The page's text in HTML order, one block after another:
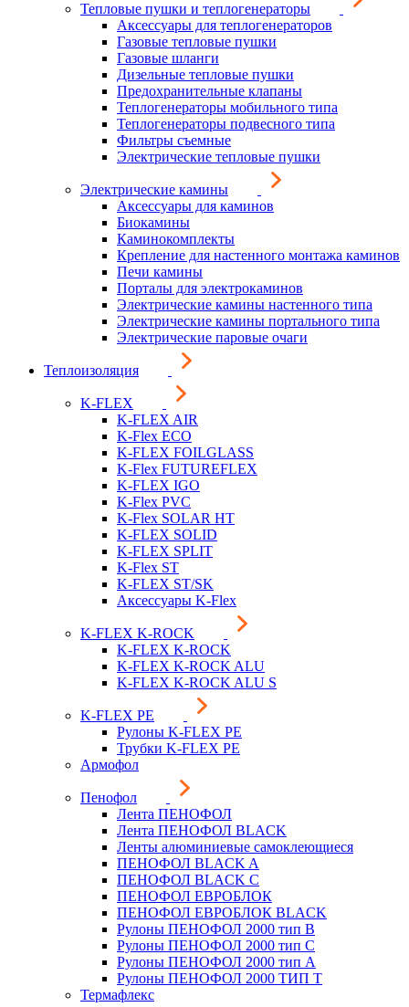
Тепловые пушки и теплогенераторы
Аксессуары для теплогенераторов
Газовые тепловые пушки
Газовые шланги
Дизельные тепловые пушки
Предохранительные клапаны
Теплогенераторы мобильного типа
Теплогенераторы подвесного типа
Фильтры съемные
Электрические тепловые пушки
Электрические камины
Аксессуары для каминов
Биокамины
Каминокомплекты
Крепление для настенного монтажа каминов
Печи камины
Порталы для электрокаминов
Электрические камины настенного типа
Электрические камины портального типа
Электрические паровые очаги
Теплоизоляция
K-FLEX
K-FLEX AIR
K-Flex ECO
K-FLEX FOILGLASS
K-Flex FUTUREFLEX
K-FLEX IGO
K-Flex PVC
K-Flex SOLAR HT
K-FLEX SOLID
K-FLEX SPLIT
K-Flex ST
K-FLEX ST/SK
Аксессуары K-Flex
K-FLEX K-ROCK
K-FLEX K-ROCK
K-FLEX K-ROCK ALU
K-FLEX K-ROCK ALU S
K-FLEX PE
Рулоны K-FLEX PE
Трубки K-FLEX PE
Армофол
Пенофол
Лента ПЕНОФОЛ
Лента ПЕНОФОЛ BLACK
Ленты алюминиевые самоклеющиеся
ПЕНОФОЛ BLACK A
ПЕНОФОЛ BLACK С
ПЕНОФОЛ ЕВРОБЛОК
ПЕНОФОЛ ЕВРОБЛОК BLACK
Рулоны ПЕНОФОЛ 2000 тип B
Рулоны ПЕНОФОЛ 2000 тип C
Рулоны ПЕНОФОЛ 2000 тип А
Рулоны ПЕНОФОЛ 2000 ТИП Т
Термафлекс